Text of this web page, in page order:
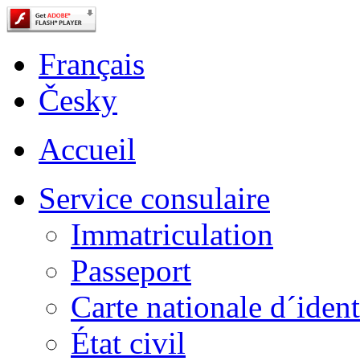
Français
Česky
Accueil
Service consulaire
Immatriculation
Passeport
Carte nationale
État civil